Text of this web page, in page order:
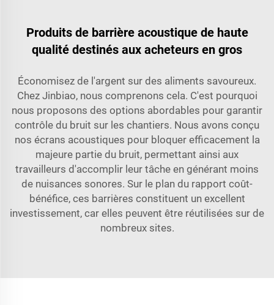
Produits de barrière acoustique de haute
qualité destinés aux acheteurs en gros
Économisez de l'argent sur des aliments savoureux.
Chez Jinbiao, nous comprenons cela. C'est pourquoi
nous proposons des options abordables pour garantir
contrôle du bruit sur les chantiers. Nous avons conçu
nos écrans acoustiques pour bloquer efficacement la
majeure partie du bruit, permettant ainsi aux
travailleurs d'accomplir leur tâche en générant moins
de nuisances sonores. Sur le plan du rapport coût-
bénéfice, ces barrières constituent un excellent
investissement, car elles peuvent être réutilisées sur de
nombreux sites.